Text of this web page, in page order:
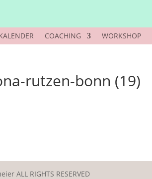
COACHING WORKSHOP
rutzen-bonn (19)
ALL RIGHTS RESERVED